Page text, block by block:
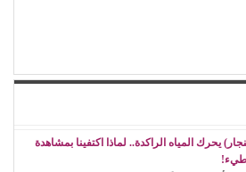
يحرك المياه الراكدة.. لماذا اكتفينا بمشاهدة